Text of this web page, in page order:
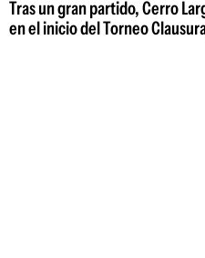
Tras un gran partido, Cerro
en el inicio del Torneo